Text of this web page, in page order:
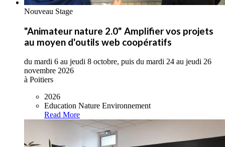
Nouveau Stage
"Animateur nature 2.0" Amplifier vos projets
au moyen d'outils web coopératifs
du mardi 6 au jeudi 8 octobre, puis du mardi 24 au jeudi 26
novembre 2026
à Poitiers
2026
Education Nature Environnement
Read More